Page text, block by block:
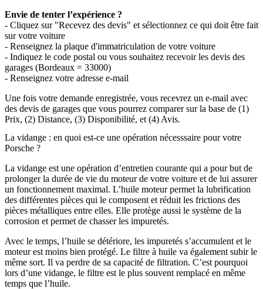
Envie de tenter l’expérience ?
- Cliquez sur "Recevez des devis" et sélectionnez ce qui doit être fait
sur votre voiture
- Renseignez la plaque d'immatriculation de votre voiture
- Indiquez le code postal ou vous souhaitez recevoir les devis des
garages (Bordeaux = 33000)
- Renseignez votre adresse e-mail
Une fois votre demande enregistrée, vous recevrez un e-mail avec
des devis de garages que vous pourrez comparer sur la base de (1)
Prix, (2) Distance, (3) Disponibilité, et (4) Avis.
La vidange : en quoi est-ce une opération nécesssaire pour votre
Porsche ?
La vidange est une opération d’entretien courante qui a pour but de
prolonger la durée de vie du moteur de votre voiture et de lui assurer
un fonctionnement maximal. L’huile moteur permet la lubrification
des différentes pièces qui le composent et réduit les frictions des
pièces métalliques entre elles. Elle protège aussi le système de la
corrosion et permet de chasser les impuretés.
Avec le temps, l’huile se détériore, les impuretés s’accumulent et le
moteur est moins bien protégé. Le filtre à huile va également subir le
même sort. Il va perdre de sa capacité de filtration. C’est pourquoi
lors d’une vidange, le filtre est le plus souvent remplacé en même
temps que l’huile.